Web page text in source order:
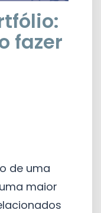
fazer
de uma
maior